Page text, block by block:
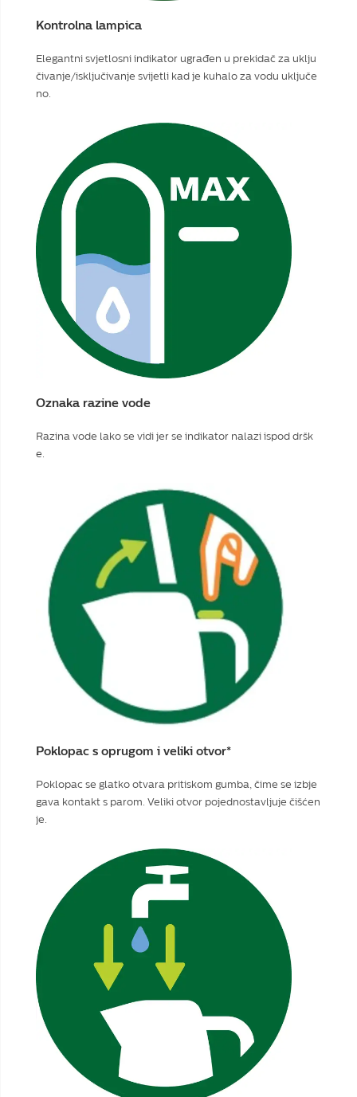
Kontrolna lampica
Elegantni svjetlosni indikator ugrađen u prekidač za uklju
čivanje/isključivanje svijetli kad je kuhalo za vodu uključe
no.
Oznaka razine vode
Razina vode lako se vidi jer se indikator nalazi ispod dršk
e.
Poklopac s oprugom i veliki otvor*
Poklopac se glatko otvara pritiskom gumba, čime se izbje
gava kontakt s parom. Veliki otvor pojednostavljuje čišćen
je.